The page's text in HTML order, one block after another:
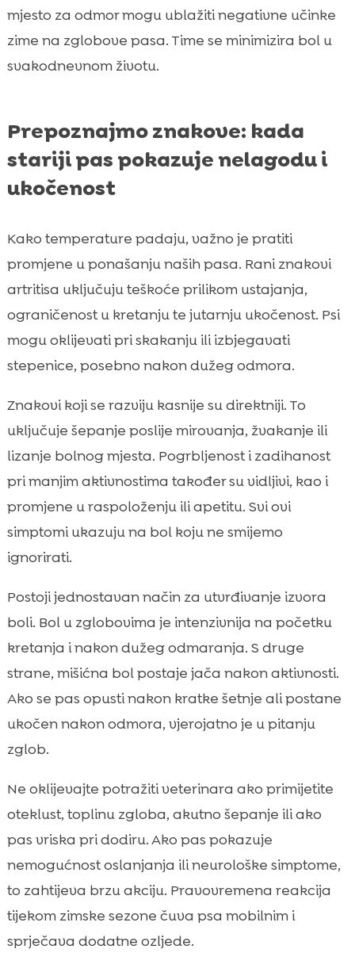
mjesto za odmor mogu ublažiti negativne učinke
zime na zglobove pasa. Time se minimizira bol u
svakodnevnom životu.
Prepoznajmo znakove: kada
stariji pas pokazuje nelagodu i
ukočenost
Kako temperature padaju, važno je pratiti
promjene u ponašanju naših pasa. Rani znakovi
artritisa uključuju teškoće prilikom ustajanja,
ograničenost u kretanju te jutarnju ukočenost. Psi
mogu oklijevati pri skakanju ili izbjegavati
stepenice, posebno nakon dužeg odmora.
Znakovi koji se razviju kasnije su direktniji. To
uključuje šepanje poslije mirovanja, žvakanje ili
lizanje bolnog mjesta. Pogrbljenost i zadihanost
pri manjim aktivnostima također su vidljivi, kao i
promjene u raspoloženju ili apetitu. Svi ovi
simptomi ukazuju na bol koju ne smijemo
ignorirati.
Postoji jednostavan način za utvrđivanje izvora
boli. Bol u zglobovima je intenzivnija na početku
kretanja i nakon dužeg odmaranja. S druge
strane, mišićna bol postaje jača nakon aktivnosti.
Ako se pas opusti nakon kratke šetnje ali postane
ukočen nakon odmora, vjerojatno je u pitanju
zglob.
Ne oklijevajte potražiti veterinara ako primijetite
oteklust, toplinu zgloba, akutno šepanje ili ako
pas vriska pri dodiru. Ako pas pokazuje
nemogućnost oslanjanja ili neurološke simptome,
to zahtijeva brzu akciju. Pravovremena reakcija
tijekom zimske sezone čuva psa mobilnim i
sprječava dodatne ozljede.